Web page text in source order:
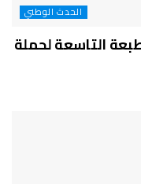
الحدث الوطني
التاسعة لحملة